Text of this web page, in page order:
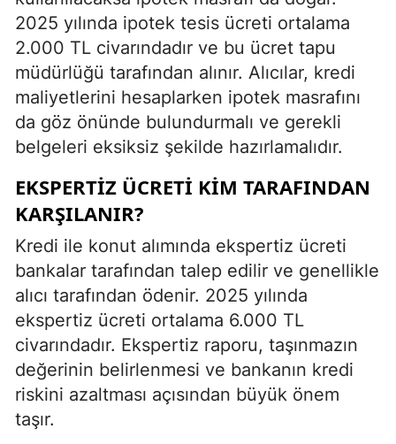
2025 yılında ipotek tesis ücreti ortalama
2.000 TL civarındadır ve bu ücret tapu
müdürlüğü tarafından alınır. Alıcılar, kredi
maliyetlerini hesaplarken ipotek masrafını
da göz önünde bulundurmalı ve gerekli
belgeleri eksiksiz şekilde hazırlamalıdır.
EKSPERTIZ ÜCRETI KIM TARAFINDAN
KARŞILANIR?
Kredi ile konut alımında ekspertiz ücreti
bankalar tarafından talep edilir ve genellikle
alıcı tarafından ödenir. 2025 yılında
ekspertiz ücreti ortalama 6.000 TL
civarındadır. Ekspertiz raporu, taşınmazın
değerinin belirlenmesi ve bankanın kredi
riskini azaltması açısından büyük önem
taşır.